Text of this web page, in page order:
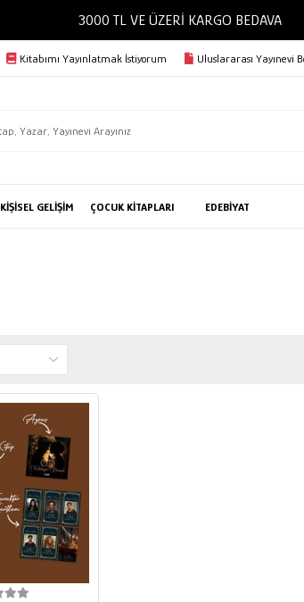
3000 TL VE ÜZERİ KARGO BEDAVA
Kitabımı Yayınlatmak İstiyorum Uluslararası Yayınevi
KİŞİSEL GELİŞİM ÇOCUK KİTAPLARI EDEBİYAT